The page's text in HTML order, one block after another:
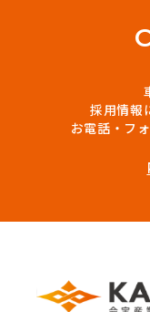
採用情報
お電話・フ